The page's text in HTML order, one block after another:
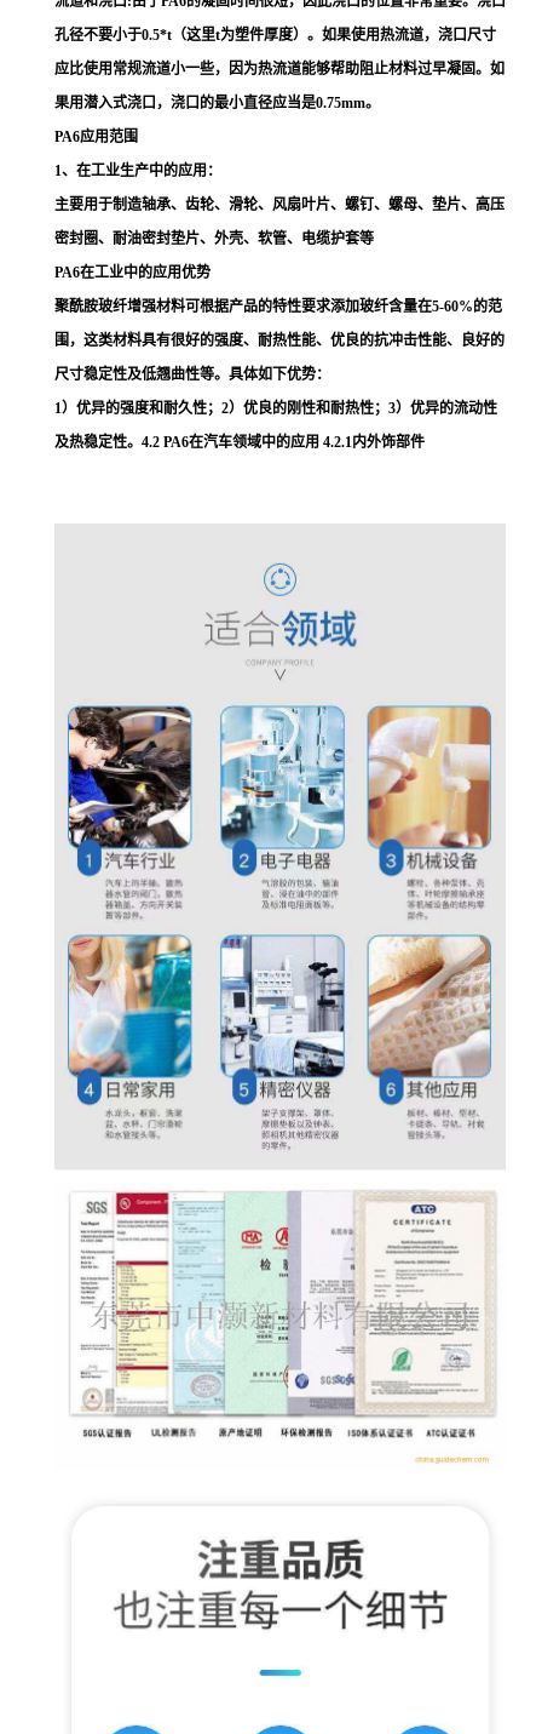
孔径不要小于0.5*t（这里t为塑件厚度）。如果使用热流道，浇口尺寸
应比使用常规流道小一些，因为热流道能够帮助阻止材料过早凝固。如
果用潜入式浇口，浇口的最小直径应当是0.75mm。
PA6应用范围
1、在工业生产中的应用：
主要用于制造轴承、齿轮、滑轮、风扇叶片、螺钉、螺母、垫片、高压
密封圈、耐油密封垫片、外壳、软管、电缆护套等
PA6在工业中的应用优势
聚酰胺玻纤增强材料可根据产品的特性要求添加玻纤含量在5-60%的范
围，这类材料具有很好的强度、耐热性能、优良的抗冲击性能、良好的
尺寸稳定性及低翘曲性等。具体如下优势：
1）优异的强度和耐久性；2）优良的刚性和耐热性；3）优异的流动性
及热稳定性。4.2 PA6在汽车领域中的应用 4.2.1内外饰部件